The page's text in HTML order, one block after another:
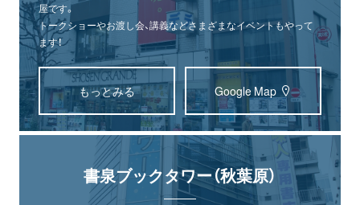
屋です。
トークショーやお渡し会、講義などさまざまなイベントもやって
ます！
もっとみる Google Map
書泉ブックタワー（秋葉原）